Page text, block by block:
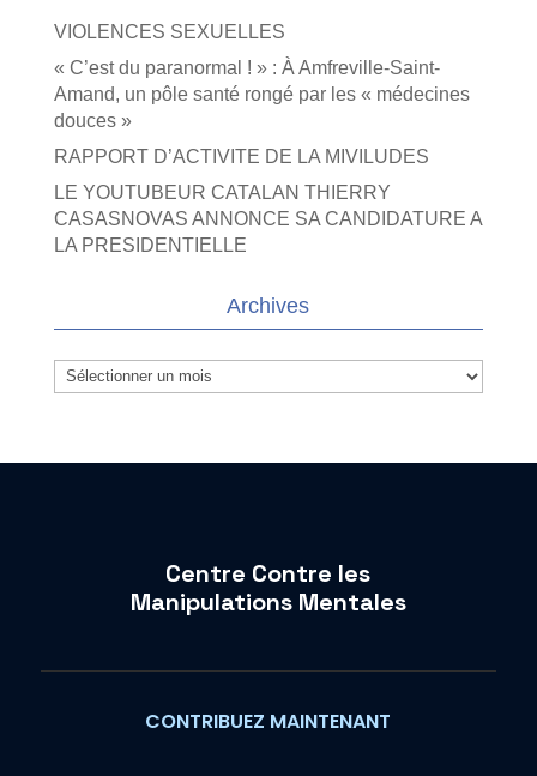
VIOLENCES SEXUELLES
« C’est du paranormal ! » : À Amfreville-Saint-
Amand, un pôle santé rongé par les « médecines
douces »
RAPPORT D’ACTIVITE DE LA MIVILUDES
LE YOUTUBEUR CATALAN THIERRY
CASASNOVAS ANNONCE SA CANDIDATURE A
LA PRESIDENTIELLE
Archives
Archives
Centre Contre les
Manipulations Mentales
CONTRIBUEZ MAINTENANT